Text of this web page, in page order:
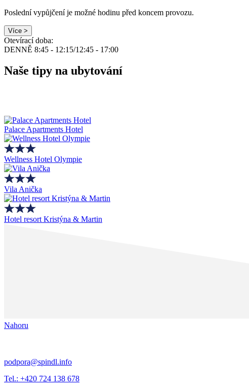
Poslední vypůjčení je možné hodinu před koncem provozu.
Více >
Otevírací doba:
DENNĚ 8:45 - 12:15/12:45 - 17:00
Naše tipy na ubytování
Palace Apartments Hotel
Wellness Hotel Olympie
Vila Anička
Hotel resort Kristýna & Martin
Nahoru
podpora@spindl.info
Tel.: +420 724 138 678